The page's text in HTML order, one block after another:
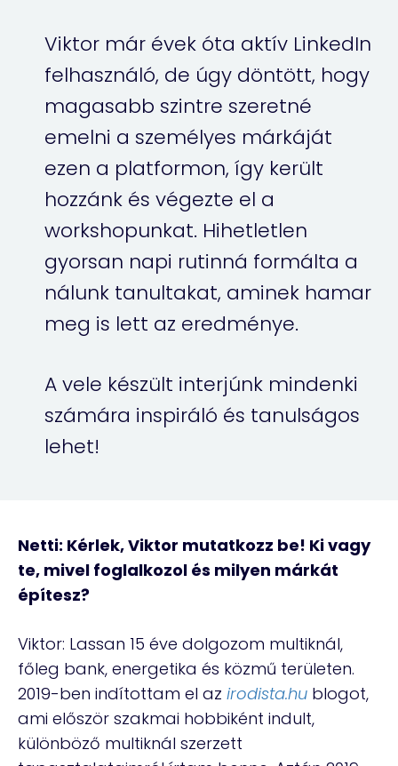
Viktor már évek óta aktív LinkedIn
felhasználó, de úgy döntött, hogy
magasabb szintre szeretné
emelni a személyes márkáját
ezen a platformon, így került
hozzánk és végezte el a
workshopunkat. Hihetletlen
gyorsan napi rutinná formálta a
nálunk tanultakat, aminek hamar
meg is lett az eredménye.
A vele készült interjúnk mindenki
számára inspiráló és tanulságos
lehet!
Netti: Kérlek, Viktor mutatkozz be! Ki vagy
te, mivel foglalkozol és milyen márkát
építesz?
Viktor: Lassan 15 éve dolgozom multiknál,
főleg bank, energetika és közmű területen.
2019-ben indítottam el az irodista.hu blogot,
ami először szakmai hobbiként indult,
különböző multiknál szerzett